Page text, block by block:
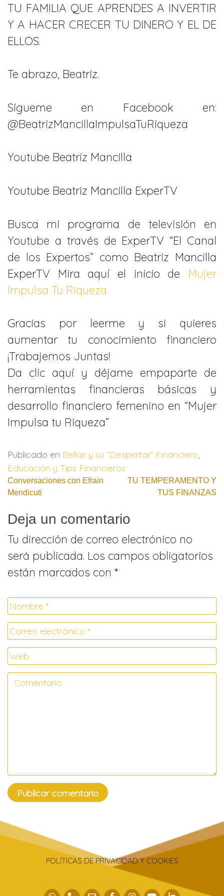
TU FAMILIA QUE APRENDES A INVERTIR
Y A HACER CRECER TU DINERO Y EL DE
ELLOS.
Te abrazo, Beatriz.
Sígueme en Facebook en:
@BeatrizMancillaImpulsaTuRiqueza
Youtube Beatriz Mancilla
Youtube Beatriz Mancilla ExperTV
Busca mi programa de televisión en
Youtube a través de ExperTV “El Canal
de los Expertos” como Beatriz Mancilla
ExperTV Mira aquí el inicio de Mujer
Impulsa Tu Riqueza
Gracias por leerme y si quieres
aumentar tu conocimiento financiero
¡Trabajemos Juntas!
Da clic aquí y déjame empaparte de
herramientas financieras básicas y
desarrollo financiero femenino en “Mujer
Impulsa tu Riqueza”
Publicado en Bellas y su “Despertar” Financiero,
Educación y Tips Financieros
Navegación
de
entradas
Conversaciones con Efrain
Mendicuti
TU TEMPERAMENTO Y
TUS FINANZAS
Deja un comentario
Tu dirección de correo electrónico no
será publicada. Los campos obligatorios
están marcados con *
POLÍTICAS DE PRIVACIDAD Y COOKIES